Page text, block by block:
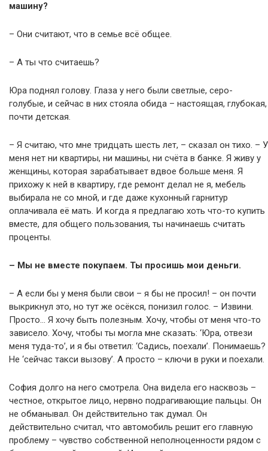
машину?
– Они считают, что в семье всё общее.
– А ты что считаешь?
Юра поднял голову. Глаза у него были светлые, серо-
голубые, и сейчас в них стояла обида – настоящая, глубокая,
почти детская.
– Я считаю, что мне тридцать шесть лет, – сказал он тихо. – У
меня нет ни квартиры, ни машины, ни счёта в банке. Я живу у
женщины, которая зарабатывает вдвое больше меня. Я
прихожу к ней в квартиру, где ремонт делал не я, мебель
выбирала не со мной, и где даже кухонный гарнитур
оплачивала её мать. И когда я предлагаю хоть что-то купить
вместе, для общего пользования, ты начинаешь считать
проценты.
– Мы не вместе покупаем. Ты просишь мои деньги.
– А если бы у меня были свои – я бы не просил! – он почти
выкрикнул это, но тут же осёкся, понизил голос. – Извини.
Просто… Я хочу быть полезным. Хочу, чтобы от меня что-то
зависело. Хочу, чтобы ты могла мне сказать: ‘Юра, отвези
меня туда-то’, и я бы ответил: ‘Садись, поехали’. Понимаешь?
Не ‘сейчас такси вызову’. А просто – ключи в руки и поехали.
София долго на него смотрела. Она видела его насквозь –
честное, открытое лицо, нервно подрагивающие пальцы. Он
не обманывал. Он действительно так думал. Он
действительно считал, что автомобиль решит его главную
проблему – чувство собственной неполноценности рядом с